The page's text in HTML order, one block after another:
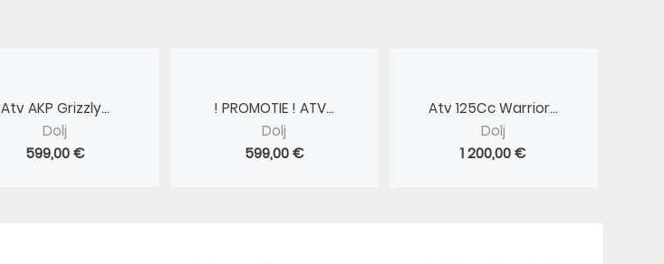
Atv AKP Grizzly...
Dolj
599,00 €
! PROMOTIE ! ATV...
Dolj
599,00 €
Atv 125Cc Warrior...
Dolj
1 200,00 €